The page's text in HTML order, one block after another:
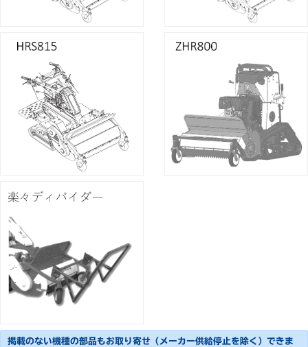
掲載のない機種の部品もお取り寄せ（メーカー供給停止を除く）できま